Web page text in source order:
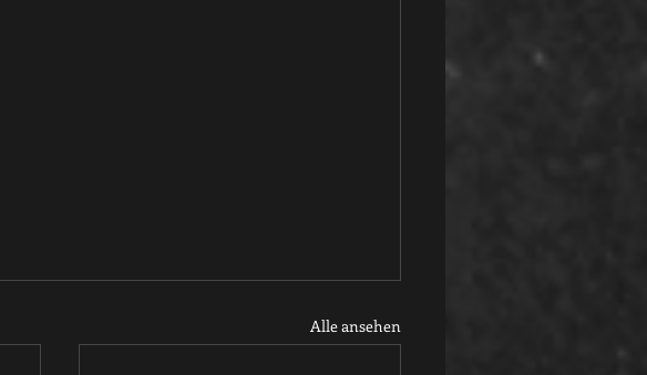
Alle ansehen